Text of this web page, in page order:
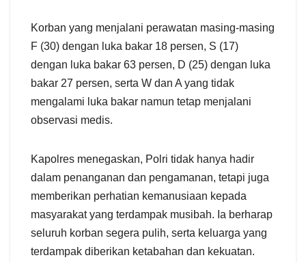
Korban yang menjalani perawatan masing-masing
F (30) dengan luka bakar 18 persen, S (17)
dengan luka bakar 63 persen, D (25) dengan luka
bakar 27 persen, serta W dan A yang tidak
mengalami luka bakar namun tetap menjalani
observasi medis.
Kapolres menegaskan, Polri tidak hanya hadir
dalam penanganan dan pengamanan, tetapi juga
memberikan perhatian kemanusiaan kepada
masyarakat yang terdampak musibah. Ia berharap
seluruh korban segera pulih, serta keluarga yang
terdampak diberikan ketabahan dan kekuatan.